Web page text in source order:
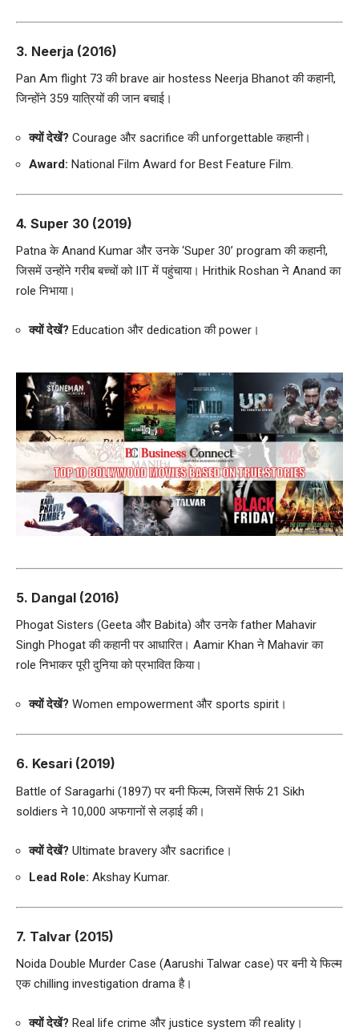
3. Neerja (2016)
Pan Am flight 73 की brave air hostess Neerja Bhanot की कहानी,
जिन्होंने 359 यात्रियों की जान बचाई।
क्यों देखें? Courage और sacrifice की unforgettable कहानी।
Award: National Film Award for Best Feature Film.
4. Super 30 (2019)
Patna के Anand Kumar और उनके ‘Super 30’ program की कहानी,
जिसमें उन्होंने गरीब बच्चों को IIT में पहुंचाया। Hrithik Roshan ने Anand का
role निभाया।
क्यों देखें? Education और dedication की power।
5. Dangal (2016)
Phogat Sisters (Geeta और Babita) और उनके father Mahavir
Singh Phogat की कहानी पर आधारित। Aamir Khan ने Mahavir का
role निभाकर पूरी दुनिया को प्रभावित किया।
क्यों देखें? Women empowerment और sports spirit।
6. Kesari (2019)
Battle of Saragarhi (1897) पर बनी फिल्म, जिसमें सिर्फ 21 Sikh
soldiers ने 10,000 अफगानों से लड़ाई की।
क्यों देखें? Ultimate bravery और sacrifice।
Lead Role: Akshay Kumar.
7. Talvar (2015)
Noida Double Murder Case (Aarushi Talwar case) पर बनी ये फिल्म
एक chilling investigation drama है।
क्यों देखें? Real life crime और justice system की reality।